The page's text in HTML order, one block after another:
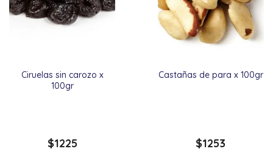
Ciruelas sin carozo x
100gr
$1225
Castañas de para x 100gr
$1253